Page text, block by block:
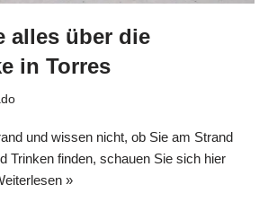
alles über die
in Torres
und wissen nicht, ob Sie am Strand
Trinken finden, schauen Sie sich hier
»